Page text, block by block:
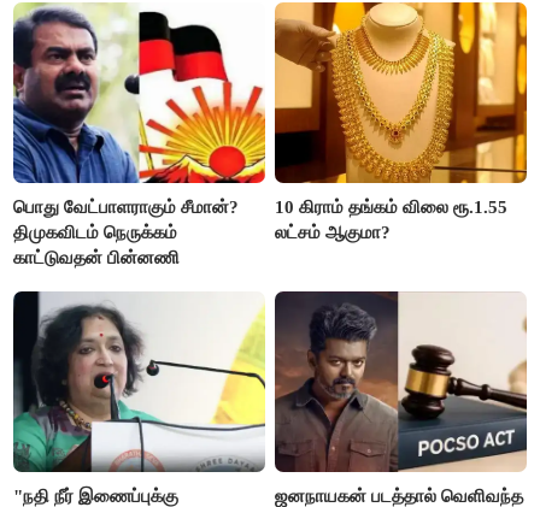
பொது வேட்பாளராகும் சீமான்?
திமுகவிடம் நெருக்கம்
காட்டுவதன் பின்னணி
10 கிராம் தங்கம் விலை ரூ.1.55
லட்சம் ஆகுமா?
"நதி நீர் இணைப்புக்கு
ஜனநாயகன் படத்தால் வெளிவந்த